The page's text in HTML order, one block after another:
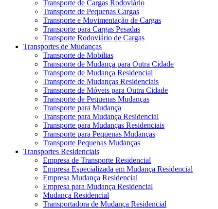
Transporte de Cargas Rodoviário
Transporte de Pequenas Cargas
Transporte e Movimentação de Cargas
Transporte para Cargas Pesadas
Transporte Rodoviário de Cargas
Transportes de Mudanças
Transporte de Mobilias
Transporte de Mudança para Outra Cidade
Transporte de Mudança Residencial
Transporte de Mudanças Residenciais
Transporte de Móveis para Outra Cidade
Transporte de Pequenas Mudanças
Transporte para Mudança
Transporte para Mudança Residencial
Transporte para Mudanças Residenciais
Transporte para Pequenas Mudanças
Transporte Pequenas Mudanças
Transportes Residenciais
Empresa de Transporte Residencial
Empresa Especializada em Mudança Residencial
Empresa Mudança Residencial
Empresa para Mudança Residencial
Mudança Residencial
Transportadora de Mudança Residencial